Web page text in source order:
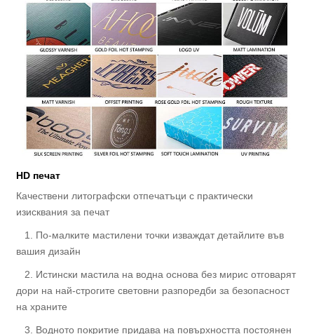
HD печат
Качествени литографски отпечатъци с практически
изисквания за печат
1. По-малките мастилени точки изваждат детайлите във
вашия дизайн
2. Истински мастила на водна основа без мирис отговарят
дори на най-строгите световни разпоредби за безопасност
на храните
3. Водното покритие придава на повърхността постоянен